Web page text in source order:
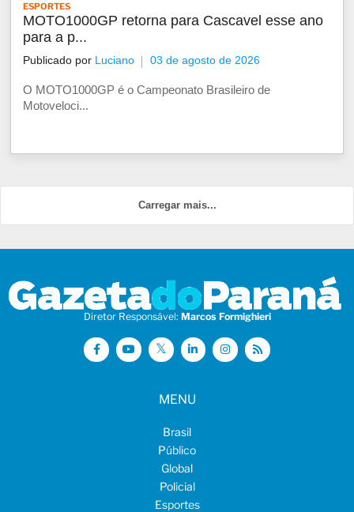
ESPORTES
MOTO1000GP retorna para Cascavel esse ano
para a p...
Publicado por Luciano 03 de agosto de 2026
O MOTO1000GP é o Campeonato Brasileiro de
Motoveloci...
Carregar mais...
Diretor Responsável: Marcos Formighieri
MENU
Brasil
Público
Global
Policial
Esportes